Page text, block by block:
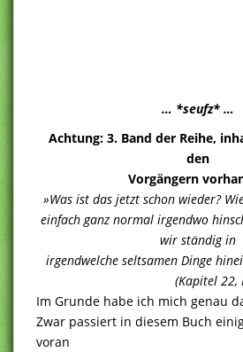
… *seufz* …
Achtung: 3. Band der Reihe,
den
Vorgängern
»Was ist das jetzt schon wieder?
einfach ganz normal irgendwo
wir ständig in
irgendwelche seltsamen Dinge
(Kapitel 22,
Im Grunde habe ich mich genau
Zwar passiert in diesem Buch
voran